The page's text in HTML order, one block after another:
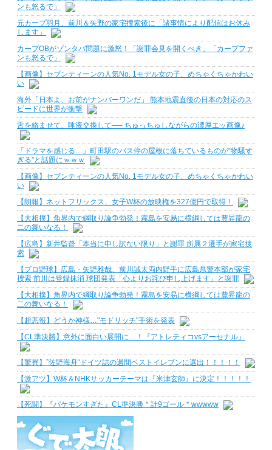
ンも怒るで」
元カープ羽月、前川＆矢野の家宅捜索後に「諸事情により配信はお休み
します」
カープOBがゾンタバ問題に激怒！「謝罪会見を開くべき」「カープファ
ンも怒るで」
【画像】セブンティーンの人気No. 1モデル女の子、めちゃくちゃかわい
い
海外「日本よ、お前がナンバーワンだ」 熊本地震直後の日本の対応のス
ピードに世界が衝撃
舌を絡ませて、唾液交換して── ちゅっちゅしながらの濃厚エッ画像♪
「ドラマを感じる…」町田駅のバス停の屋根に落ちているものが“物騒す
ぎる”と話題にｗｗｗ
【画像】セブンティーンの人気No. 1モデル女の子、めちゃくちゃかわい
い
【朗報】ネットフリックス、女子W杯の放映権を327億円で取得！
【大相撲】角界内で綱取り論争勃発！霧島を安易に横綱しては豊昇龍の
二の舞いなる！
【広島】新井監督「本当に申し訳ない限り」と謝罪 所属２選手が家宅捜
索
【プロ野球】広島・矢野雅哉、前川誠太両内野手に広島県警本部が家宅
捜索 前川は登録抹消 球団発表「心よりお詫び申し上げます」と謝罪
【大相撲】角界内で綱取り論争勃発！霧島を安易に横綱しては豊昇龍の
二の舞いなる！
【超悲報】どうか神様…"モドリッチ"手術を発表
【CL準決勝】意外に面白い展開に…！『アトレティコvsアーセナル』
【驚異】”佐野海舟“ドイツ誌の週間ベストイレブンに選出！！！！！
【激アツ】W杯＆NHKサッカーテーマは『米津玄師』に決定！！！！！
【死闘】『バケモンすぎた』CL準決勝＂計9ゴール＂wwwww